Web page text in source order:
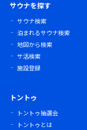
サウナを探す
サウナ検索
泊まれるサウナ検索
地図から検索
サ活検索
施設登録
トントゥ
トントゥ抽選会
トントゥとは